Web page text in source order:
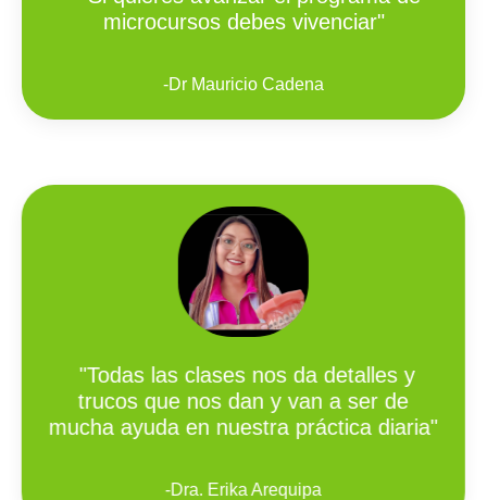
microcursos debes vivenciar"
-Dr Mauricio Cadena
"Todas las clases nos da detalles y
trucos que nos dan y van a ser de
mucha ayuda en nuestra práctica diaria"
-Dra. Erika Arequipa